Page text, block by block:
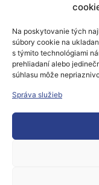
Na poskytovanie tých
súbory cookie na
s týmito technológiami
prehliadaní alebo
súhlasu môže
Správa služieb
desiatky
Konferencia je
spolupráci s
ITAPA Health&Care